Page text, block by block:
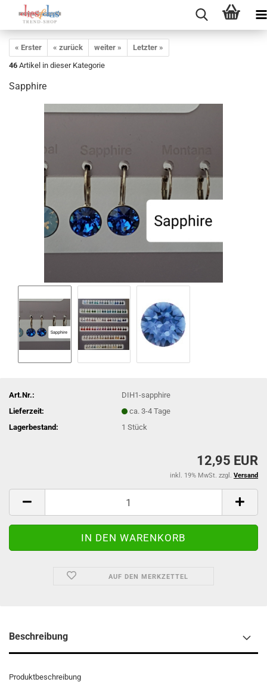
« Erster « zurück weiter »
Letzter »
46 Artikel in dieser Kategorie
Sapphire
Art.Nr.:
DIH1-sapphire
Lieferzeit:
ca. 3-4 Tage
Lagerbestand:
1Stück
12,95 EUR
inkl. 19% MwSt. zzgl. Versand
AUF DEN MERKZETTEL
Beschreibung
Produktbeschreibung